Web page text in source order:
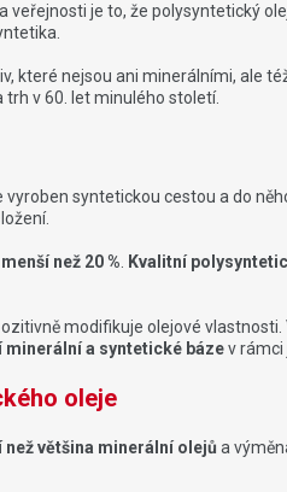
veřejnosti je to, že polysyntetický
které nejsou ani minerálními, ale
v 60. let minulého století.
syntetickou cestou a do
než 20 % Kvalitní
modifikuje olejové
minerální a syntetické bázev rámci
oleje
většina minerální olejů a